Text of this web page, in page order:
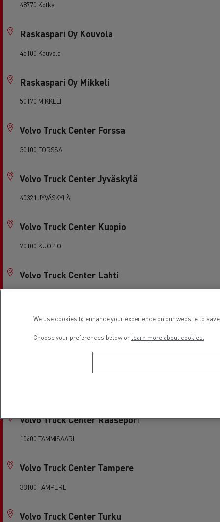
48770 Kotka
Raskaspari Oy Kouvola
45100 Kouvola
Raskaspari Oy Mikkeli
50170 MIKKELI
Volvo Truck Center Forssa
30100 FORSSA
Volvo Truck Center Jyväskylä
40321 JYVÄSKYLÄ
Volvo Truck Center Kuopio
70100 KUOPIO
Volvo Truck Center Lahti
Volvo Truck Center Pori
28610 PORI
Volvo Truck Center Porvoo
Volvo Truck Center Raasepori
10600 TAMMISAARI
Volvo Truck Center Tampere
33100 TAMPERE
Volvo Truck Center Turku
We use cookies to enhance your experience on our website to
Choose your preferences below or learn more about cookies.